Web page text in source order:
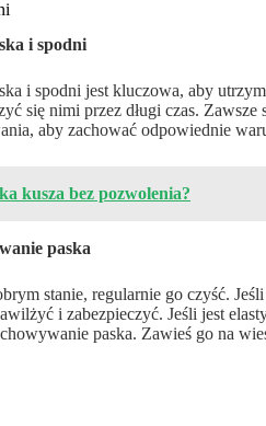
i spodni
i spodni jest kluczowa, aby
się nimi przez długi czas.
aby zachować odpowiednie
kusza bez pozwolenia?
paska
stanie, regularnie go czyść.
i zabezpieczyć. Jeśli jest
paska. Zawieś go na